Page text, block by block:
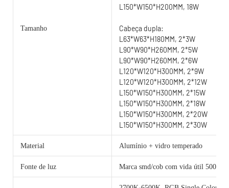
Tamanho
L150*W150*H200MM, 18W
Cabeça dupla:
L63*W63*H180MM, 2*3W
L90*W90*H260MM, 2*5W
L90*W90*H260MM, 2*6W
L120*W120*H300MM, 2*9W
L120*W120*H300MM, 2*12W
L150*W150*H300MM, 2*15W
L150*W150*H300MM, 2*18W
L150*W150*H300MM, 2*20W
L150*W150*H300MM, 2*30W
Material Alumínio + vidro temperado
Fonte de luz Marca smd/cob com vida útil 50000